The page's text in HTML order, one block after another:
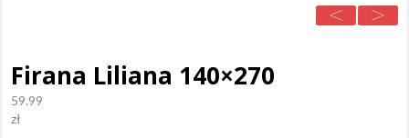
Firana Liliana 140×270
59.99
zł